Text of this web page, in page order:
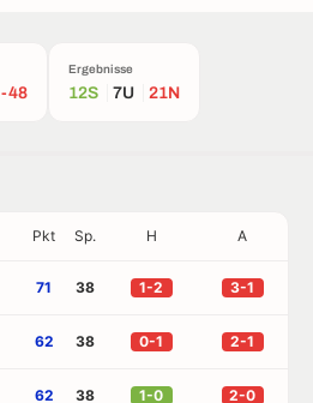
-48
Ergebnisse
12S 7U 21N
Pkt Sp. H A
71 38 1-2 3-1
62 38 0-1 2-1
62 38 1-0 2-0